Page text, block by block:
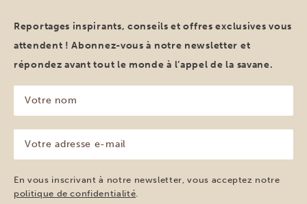
Reportages inspirants, conseils et offres exclusives vous
attendent ! Abonnez-vous à notre newsletter et
répondez avant tout le monde à l’appel de la savane.
nom
(Nécessaire)
adresse
e-
mail
(Nécessaire)
En vous inscrivant à notre newsletter, vous acceptez notre
politique de confidentialité.